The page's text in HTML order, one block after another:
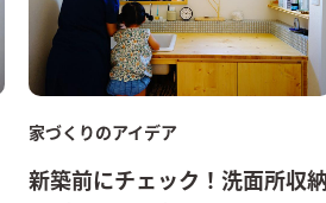
家づくりのアイデア
新築前にチェック！洗面所収納